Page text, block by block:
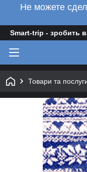
Не можете
Smart-trip - зробить
Товари та